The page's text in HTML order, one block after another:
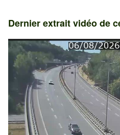
Dernier extrait vidéo de